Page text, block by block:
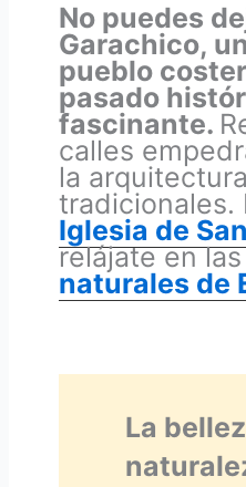
No puedes
Garachico,
pueblo
pasado
fascinante.
calles
la
tradicionales.
Iglesia de
relájate en
naturales de
La